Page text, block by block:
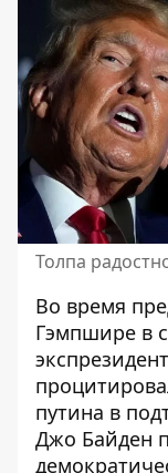
Толпа
Во время
Гэмпшире в
путина в
Джо Байден